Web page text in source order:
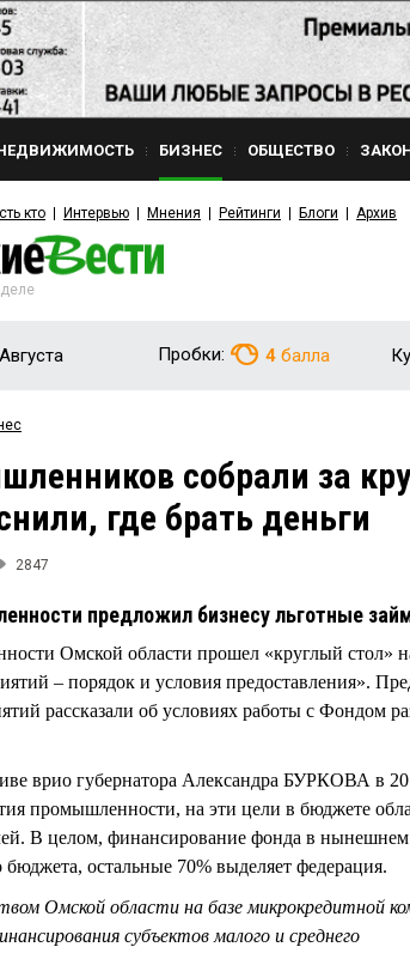
БИЗНЕС ОБЩЕСТВО
кто Интервью Мнения Рейтинги Блоги Архив
Пробки: 4 балла
собрали за
где брать деньги
2847
предложил бизнесу льготные
Омской области прошел «круглый стол»
– порядок и условия предоставления».
рассказали об условиях работы с Фондом
врио губернатора Александра БУРКОВА в
промышленности, на эти цели в бюджете
В целом, финансирование фонда в нынешнем
бюджета, остальные 70% выделяет федерация.
Омской области на базе микрокредитной
субъектов малого и среднего